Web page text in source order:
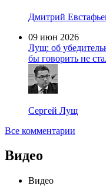
Дмитрий
09 июн 2026
Лущ: об
бы говорить не
Сергей Лущ
Все комментарии
Видео
Видео